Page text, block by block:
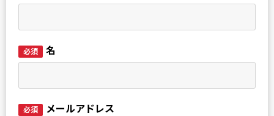
必須 名
必須 メールアドレス